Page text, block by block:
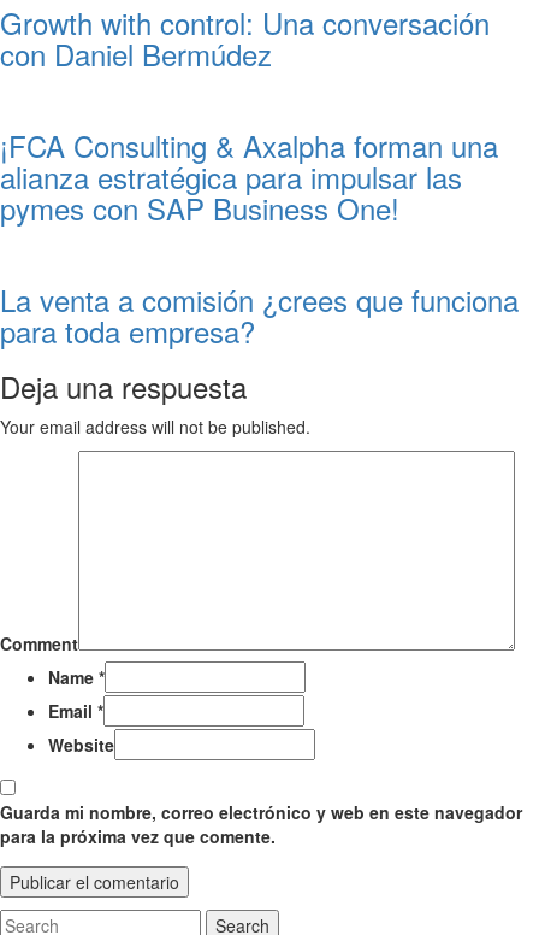
Growth with control: Una conversación
con Daniel Bermúdez
¡FCA Consulting & Axalpha forman una
alianza estratégica para impulsar las
pymes con SAP Business One!
La venta a comisión ¿crees que funciona
para toda empresa?
Deja una respuesta
Your email address will not be published.
Comment
Name *
Email *
Website
Guarda mi nombre, correo electrónico y web en este navegador
para la próxima vez que comente.
Search